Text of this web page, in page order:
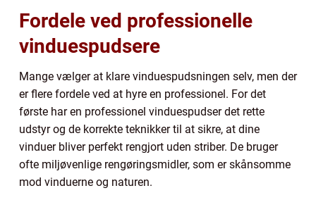
Fordele ved professionelle
vinduespudsere
Mange vælger at klare vinduespudsningen selv, men der
er flere fordele ved at hyre en professionel. For det
første har en professionel vinduespudser det rette
udstyr og de korrekte teknikker til at sikre, at dine
vinduer bliver perfekt rengjort uden striber. De bruger
ofte miljøvenlige rengøringsmidler, som er skånsomme
mod vinduerne og naturen.